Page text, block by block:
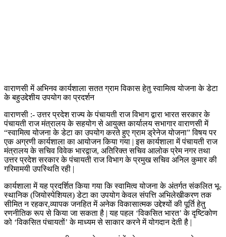
वाराणसी में अभिनव कार्यशाला सतत ग्राम विकास हेतु स्वामित्व योजना के डेटा
के बहुउद्देशीय उपयोग का प्रदर्शन
वाराणसी :- उत्तर प्रदेश राज्य के पंचायती राज विभाग द्वारा भारत सरकार के
पंचायती राज मंत्रालय के सहयोग से आयुक्त कार्यालय सभागार वाराणसी में
“स्वामित्व योजना के डेटा का उपयोग करते हुए ग्राम ड्रेनेज योजना” विषय पर
एक अग्रणी कार्यशाला का आयोजन किया गया | इस कार्यशाला में पंचायती राज
मंत्रालय के सचिव विवेक भारद्वाज, अतिरिक्त सचिव आलोक प्रेम नगर तथा
उत्तर प्रदेश सरकार के पंचायती राज विभाग के प्रमुख सचिव अनिल कुमार की
गरिमामयी उपस्थिति रही |
कार्यशाला में यह प्रदर्शित किया गया कि स्वामित्व योजना के अंतर्गत संकलित भू-
स्थानिक (जियोस्पेशियल) डेटा का उपयोग केवल संपत्ति अभिलेखीकरण तक
सीमित न रहकर,व्यापक जनहित में अनेक विकासात्मक उद्देश्यों की पूर्ति हेतु
रणनीतिक रूप से किया जा सकता है | यह पहल ‘विकसित भारत’ के दृष्टिकोण
को ‘विकसित पंचायतों’ के माध्यम से साकार करने में योगदान देती है |